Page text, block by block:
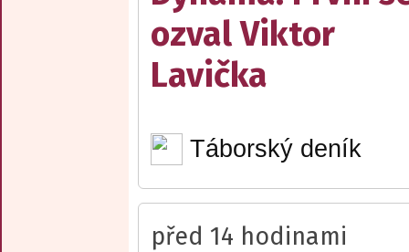
ozval Viktor
Lavička
Táborský deník
před 14 hodinami